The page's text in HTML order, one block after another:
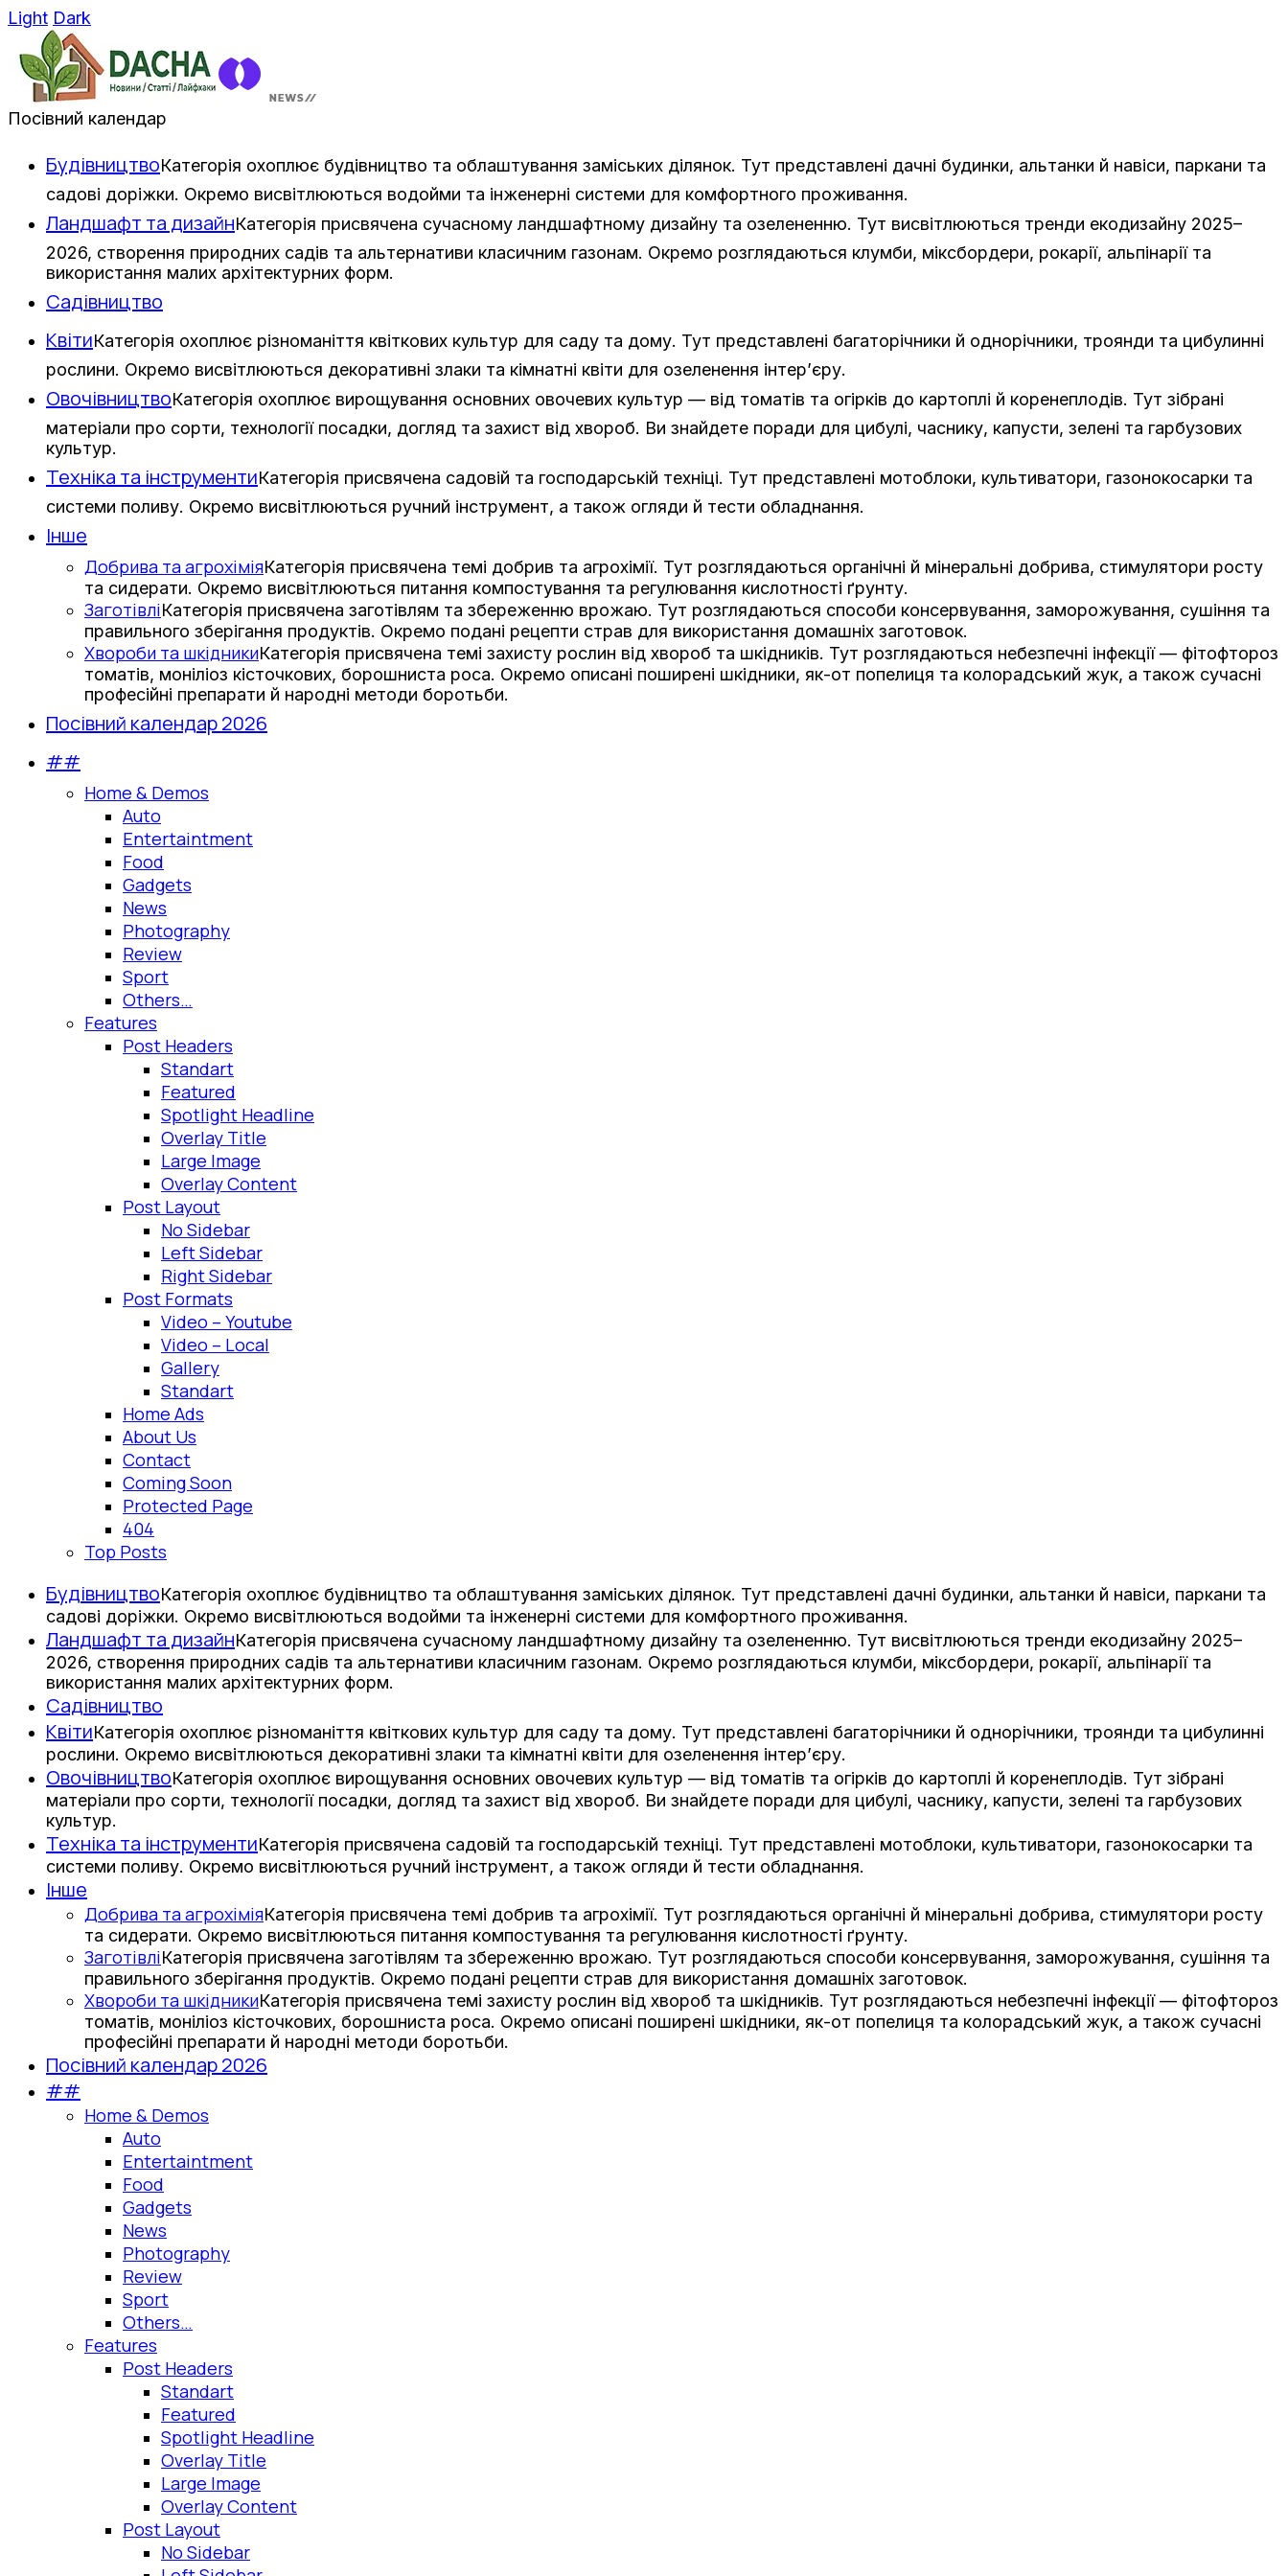
Light Dark
Посівний календар
БудівництвоКатегорія охоплює будівництво та облаштування заміських ділянок. Тут представлені дачні будинки, альтанки й навіси, паркани та
садові доріжки. Окремо висвітлюються водойми та інженерні системи для комфортного проживання.
Ландшафт та дизайнКатегорія присвячена сучасному ландшафтному дизайну та озелененню. Тут висвітлюються тренди екодизайну 2025–
2026, створення природних садів та альтернативи класичним газонам. Окремо розглядаються клумби, міксбордери, рокарії, альпінарії та
використання малих архітектурних форм.
Садівництво
КвітиКатегорія охоплює різноманіття квіткових культур для саду та дому. Тут представлені багаторічники й однорічники, троянди та цибулинні
рослини. Окремо висвітлюються декоративні злаки та кімнатні квіти для озеленення інтер’єру.
ОвочівництвоКатегорія охоплює вирощування основних овочевих культур — від томатів та огірків до картоплі й коренеплодів. Тут зібрані
матеріали про сорти, технології посадки, догляд та захист від хвороб. Ви знайдете поради для цибулі, часнику, капусти, зелені та гарбузових
культур.
Техніка та інструментиКатегорія присвячена садовій та господарській техніці. Тут представлені мотоблоки, культиватори, газонокосарки та
системи поливу. Окремо висвітлюються ручний інструмент, а також огляди й тести обладнання.
Інше
Добрива та агрохіміяКатегорія присвячена темі добрив та агрохімії. Тут розглядаються органічні й мінеральні добрива, стимулятори росту
та сидерати. Окремо висвітлюються питання компостування та регулювання кислотності ґрунту.
ЗаготівліКатегорія присвячена заготівлям та збереженню врожаю. Тут розглядаються способи консервування, заморожування, сушіння та
правильного зберігання продуктів. Окремо подані рецепти страв для використання домашніх заготовок.
Хвороби та шкідникиКатегорія присвячена темі захисту рослин від хвороб та шкідників. Тут розглядаються небезпечні інфекції — фітофтороз
томатів, моніліоз кісточкових, борошниста роса. Окремо описані поширені шкідники, як-от попелиця та колорадський жук, а також сучасні
професійні препарати й народні методи боротьби.
Посівний календар 2026
##
Home & Demos
Auto
Entertaintment
Food
Gadgets
News
Photography
Review
Sport
Others…
Features
Post Headers
Standart
Featured
Spotlight Headline
Overlay Title
Large Image
Overlay Content
Post Layout
No Sidebar
Left Sidebar
Right Sidebar
Post Formats
Video – Youtube
Video – Local
Gallery
Standart
Home Ads
About Us
Contact
Coming Soon
Protected Page
404
Top Posts
БудівництвоКатегорія охоплює будівництво та облаштування заміських ділянок. Тут представлені дачні будинки, альтанки й навіси, паркани та
садові доріжки. Окремо висвітлюються водойми та інженерні системи для комфортного проживання.
Ландшафт та дизайнКатегорія присвячена сучасному ландшафтному дизайну та озелененню. Тут висвітлюються тренди екодизайну 2025–
2026, створення природних садів та альтернативи класичним газонам. Окремо розглядаються клумби, міксбордери, рокарії, альпінарії та
використання малих архітектурних форм.
Садівництво
КвітиКатегорія охоплює різноманіття квіткових культур для саду та дому. Тут представлені багаторічники й однорічники, троянди та цибулинні
рослини. Окремо висвітлюються декоративні злаки та кімнатні квіти для озеленення інтер’єру.
ОвочівництвоКатегорія охоплює вирощування основних овочевих культур — від томатів та огірків до картоплі й коренеплодів. Тут зібрані
матеріали про сорти, технології посадки, догляд та захист від хвороб. Ви знайдете поради для цибулі, часнику, капусти, зелені та гарбузових
культур.
Техніка та інструментиКатегорія присвячена садовій та господарській техніці. Тут представлені мотоблоки, культиватори, газонокосарки та
системи поливу. Окремо висвітлюються ручний інструмент, а також огляди й тести обладнання.
Інше
Добрива та агрохіміяКатегорія присвячена темі добрив та агрохімії. Тут розглядаються органічні й мінеральні добрива, стимулятори росту
та сидерати. Окремо висвітлюються питання компостування та регулювання кислотності ґрунту.
ЗаготівліКатегорія присвячена заготівлям та збереженню врожаю. Тут розглядаються способи консервування, заморожування, сушіння та
правильного зберігання продуктів. Окремо подані рецепти страв для використання домашніх заготовок.
Хвороби та шкідникиКатегорія присвячена темі захисту рослин від хвороб та шкідників. Тут розглядаються небезпечні інфекції — фітофтороз
томатів, моніліоз кісточкових, борошниста роса. Окремо описані поширені шкідники, як-от попелиця та колорадський жук, а також сучасні
професійні препарати й народні методи боротьби.
Посівний календар 2026
##
Home & Demos
Auto
Entertaintment
Food
Gadgets
News
Photography
Review
Sport
Others…
Features
Post Headers
Standart
Featured
Spotlight Headline
Overlay Title
Large Image
Overlay Content
Post Layout
No Sidebar